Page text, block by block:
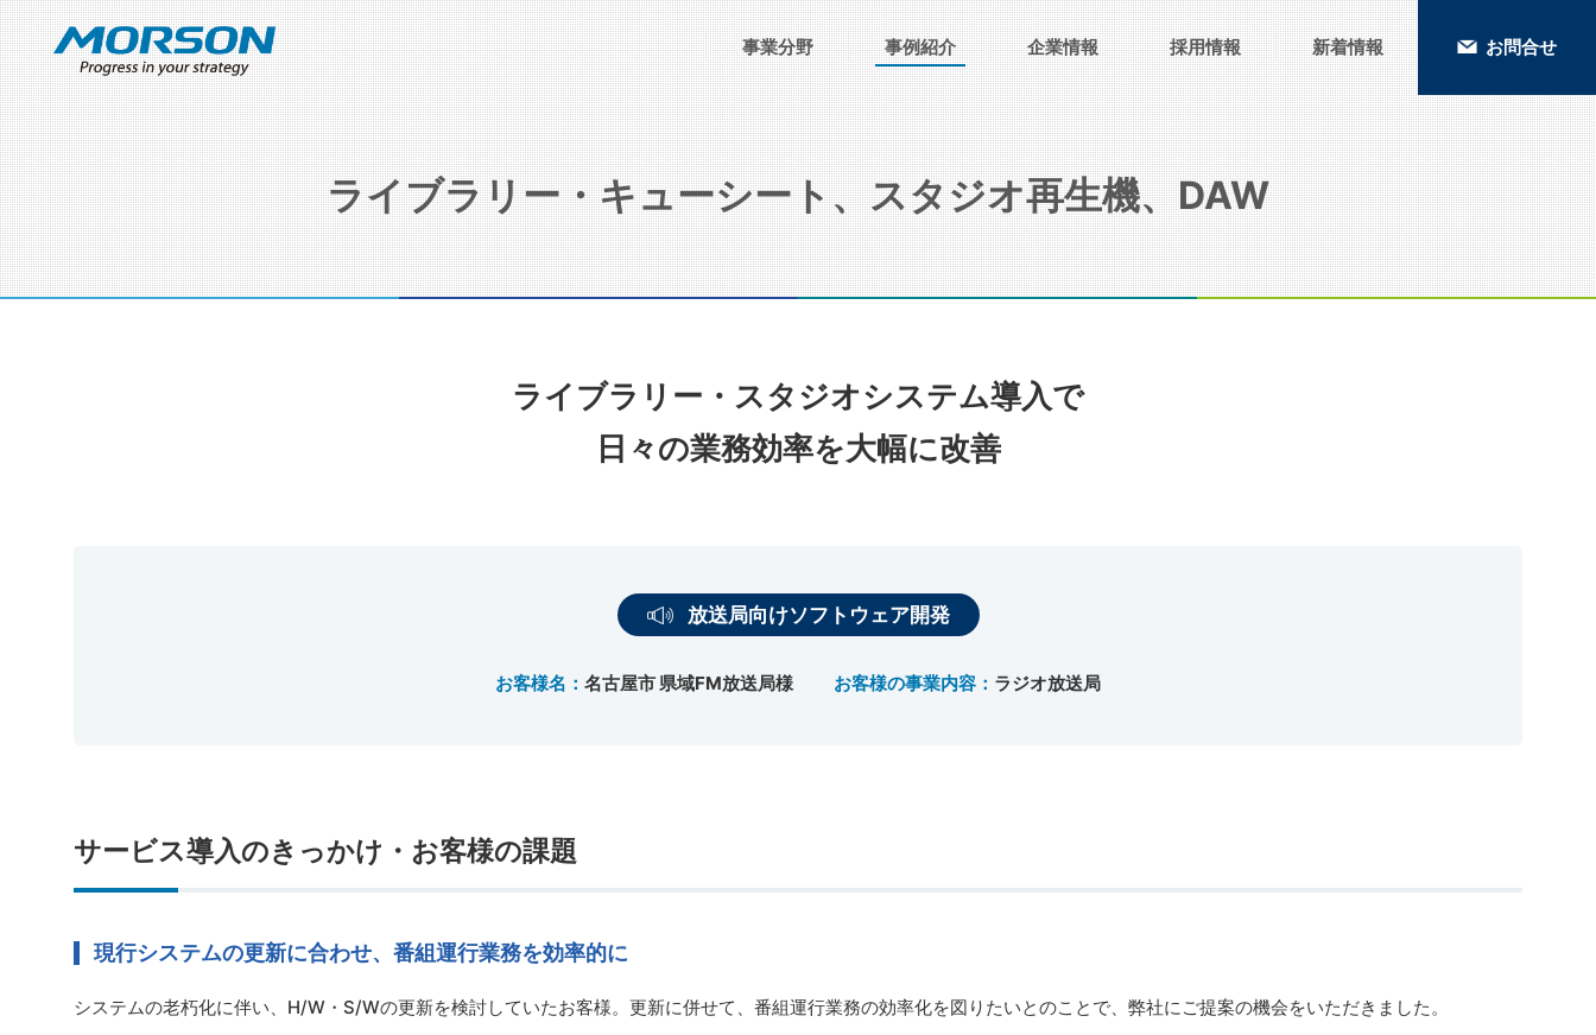
事業分野 事例紹介 企業情報 採用情報 新着情報 お問合せ
ライブラリー・キューシート、スタジオ再生機、DAW
ライブラリー・スタジオシステム導入で
日々の業務効率を大幅に改善
放送局向けソフトウェア開発
お客様名： 名古屋市 県域FM放送局様 お客様の事業内容： ラジオ放送局
サービス導入のきっかけ・お客様の課題
現行システムの更新に合わせ、番組運行業務を効率的に
システムの老朽化に伴い、H/W・S/Wの更新を検討していたお客様。更新に併せて、番組運行業務の効率化を図りたいとのことで、弊社にご提案の機会をいただきました。